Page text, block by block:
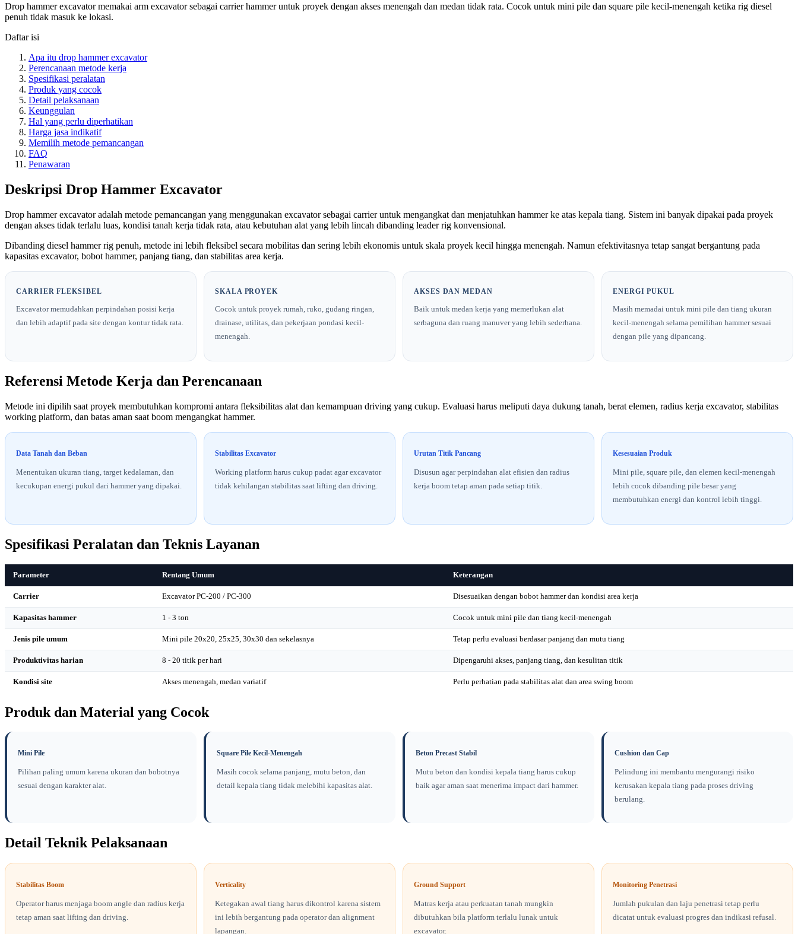
Drop hammer excavator memakai arm excavator sebagai carrier hammer untuk proyek dengan akses menengah dan medan tidak rata. Cocok untuk mini pile dan square pile kecil-menengah ketika rig diesel
penuh tidak masuk ke lokasi.
Daftar isi
Apa itu drop hammer excavator
Perencanaan metode kerja
Spesifikasi peralatan
Produk yang cocok
Detail pelaksanaan
Keunggulan
Hal yang perlu diperhatikan
Harga jasa indikatif
Memilih metode pemancangan
FAQ
Penawaran
Deskripsi Drop Hammer Excavator
Drop hammer excavator adalah metode pemancangan yang menggunakan excavator sebagai carrier untuk mengangkat dan menjatuhkan hammer ke atas kepala tiang. Sistem ini banyak dipakai pada proyek
dengan akses tidak terlalu luas, kondisi tanah kerja tidak rata, atau kebutuhan alat yang lebih lincah dibanding leader rig konvensional.
Dibanding diesel hammer rig penuh, metode ini lebih fleksibel secara mobilitas dan sering lebih ekonomis untuk skala proyek kecil hingga menengah. Namun efektivitasnya tetap sangat bergantung pada
kapasitas excavator, bobot hammer, panjang tiang, dan stabilitas area kerja.
CARRIER FLEKSIBEL
Excavator memudahkan perpindahan posisi kerja
dan lebih adaptif pada site dengan kontur tidak rata.
SKALA PROYEK
Cocok untuk proyek rumah, ruko, gudang ringan,
drainase, utilitas, dan pekerjaan pondasi kecil-
menengah.
AKSES DAN MEDAN
Baik untuk medan kerja yang memerlukan alat
serbaguna dan ruang manuver yang lebih sederhana.
ENERGI PUKUL
Masih memadai untuk mini pile dan tiang ukuran
kecil-menengah selama pemilihan hammer sesuai
dengan pile yang dipancang.
Referensi Metode Kerja dan Perencanaan
Metode ini dipilih saat proyek membutuhkan kompromi antara fleksibilitas alat dan kemampuan driving yang cukup. Evaluasi harus meliputi daya dukung tanah, berat elemen, radius kerja excavator, stabilitas
working platform, dan batas aman saat boom mengangkat hammer.
Data Tanah dan Beban
Menentukan ukuran tiang, target kedalaman, dan
kecukupan energi pukul dari hammer yang dipakai.
Stabilitas Excavator
Working platform harus cukup padat agar excavator
tidak kehilangan stabilitas saat lifting dan driving.
Urutan Titik Pancang
Disusun agar perpindahan alat efisien dan radius
kerja boom tetap aman pada setiap titik.
Kesesuaian Produk
Mini pile, square pile, dan elemen kecil-menengah
lebih cocok dibanding pile besar yang
membutuhkan energi dan kontrol lebih tinggi.
Spesifikasi Peralatan dan Teknis Layanan
Parameter Rentang Umum Keterangan
Carrier Excavator PC-200 / PC-300 Disesuaikan dengan bobot hammer dan kondisi area kerja
Kapasitas hammer 1 - 3 ton Cocok untuk mini pile dan tiang kecil-menengah
Jenis pile umum Mini pile 20x20, 25x25, 30x30 dan sekelasnya Tetap perlu evaluasi berdasar panjang dan mutu tiang
Produktivitas harian 8 - 20 titik per hari Dipengaruhi akses, panjang tiang, dan kesulitan titik
Kondisi site Akses menengah, medan variatif Perlu perhatian pada stabilitas alat dan area swing boom
Produk dan Material yang Cocok
Mini Pile
Pilihan paling umum karena ukuran dan bobotnya
sesuai dengan karakter alat.
Square Pile Kecil-Menengah
Masih cocok selama panjang, mutu beton, dan
detail kepala tiang tidak melebihi kapasitas alat.
Beton Precast Stabil
Mutu beton dan kondisi kepala tiang harus cukup
baik agar aman saat menerima impact dari hammer.
Cushion dan Cap
Pelindung ini membantu mengurangi risiko
kerusakan kepala tiang pada proses driving
berulang.
Detail Teknik Pelaksanaan
Stabilitas Boom
Operator harus menjaga boom angle dan radius kerja
tetap aman saat lifting dan driving.
Verticality
Ketegakan awal tiang harus dikontrol karena sistem
ini lebih bergantung pada operator dan alignment
lapangan.
Ground Support
Matras kerja atau perkuatan tanah mungkin
dibutuhkan bila platform terlalu lunak untuk
excavator.
Monitoring Penetrasi
Jumlah pukulan dan laju penetrasi tetap perlu
dicatat untuk evaluasi progres dan indikasi refusal.